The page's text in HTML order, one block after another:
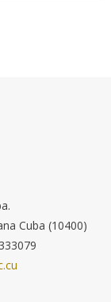
Cuba (10400)